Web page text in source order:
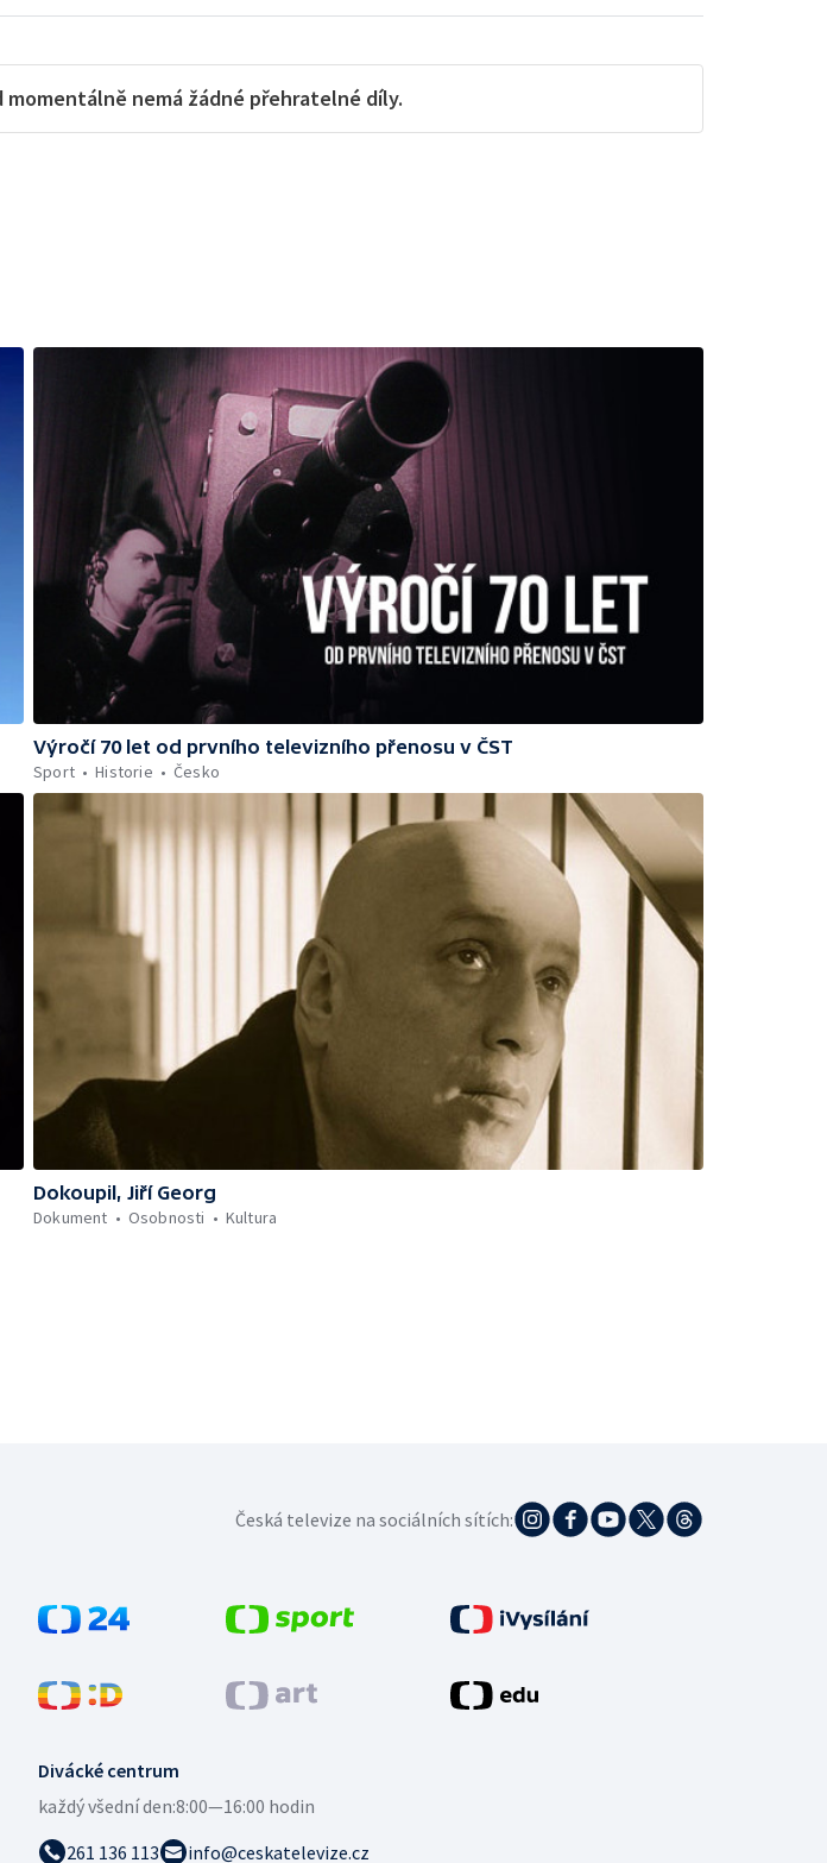
nemá žádné přehratelné díly.
Výročí 70 let od prvního televizního přenosu v ČST
Sport
Historie Česko
Dokoupil, Jiří Georg
Dokument
Osobnosti Kultura
Divácké centrum
každý všední den:8:00—16:00 hodin
261 136 113
info@ceskatelevize.cz
Česká televize na sociálních sítích: